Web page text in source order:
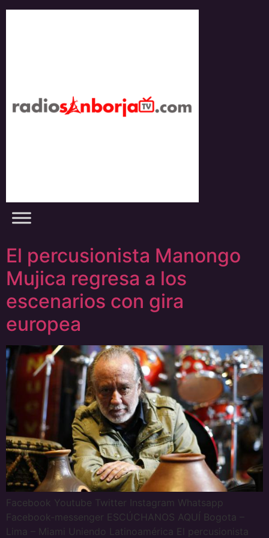
Skip
El percusionista Manongo
Mujica regresa a los
escenarios con gira
europea
Facebook Youtube Twitter Instagram Whatsapp
Facebook-messenger ESCÚCHANOS AQUÍ Bogota –
Lima – Miami Uniendo Latinoamérica El percusionista